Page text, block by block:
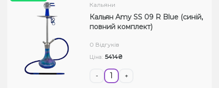
Кальяни
Кальян Amy SS 09 R Blue (синій,
повний комплект)
0 Відгуків
Ціна: 5414₴
- +